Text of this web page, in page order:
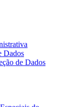
Dados
de Dados